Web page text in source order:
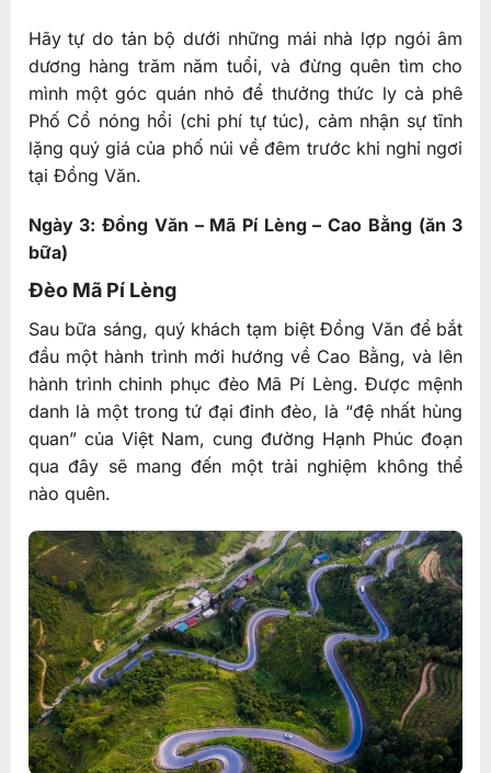
Hãy tự do tản bộ dưới những mái nhà lợp ngói âm
dương hàng trăm năm tuổi, và đừng quên tìm cho
mình một góc quán nhỏ để thưởng thức ly cà phê
Phố Cổ nóng hổi (chi phí tự túc), cảm nhận sự tĩnh
lặng quý giá của phố núi về đêm trước khi nghỉ ngơi
tại Đồng Văn.
Ngày 3: Đồng Văn – Mã Pí Lèng – Cao Bằng (ăn 3
bữa)
Đèo Mã Pí Lèng
Sau bữa sáng, quý khách tạm biệt Đồng Văn để bắt
đầu một hành trình mới hướng về Cao Bằng, và lên
hành trình chinh phục đèo Mã Pí Lèng. Được mệnh
danh là một trong tứ đại đỉnh đèo, là “đệ nhất hùng
quan” của Việt Nam, cung đường Hạnh Phúc đoạn
qua đây sẽ mang đến một trải nghiệm không thể
nào quên.